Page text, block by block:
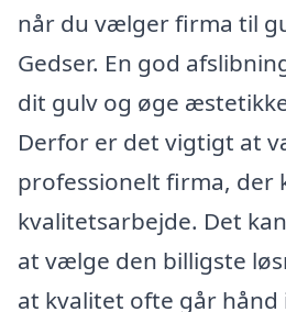
når du vælger firma til
Gedser. En god
dit gulv og øge
Derfor er det vigtigt at
professionelt firma, der
kvalitetsarbejde. Det
at vælge den billigste
at kvalitet ofte går hånd